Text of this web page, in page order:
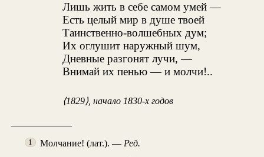
Лишь жить в себе самом умей —
Есть целый мир в душе твоей
Таинственно-волшебных дум;
Их оглушит наружный шум,
Дневные разгонят лучи, —
Внимай их пенью — и молчи!..
⟨1829⟩, начало 1830-х годов
1 Молчание! (лат.). —Ред.